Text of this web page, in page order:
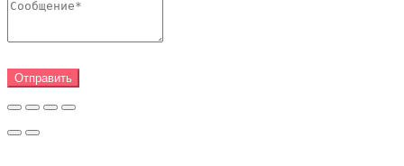
Отправить